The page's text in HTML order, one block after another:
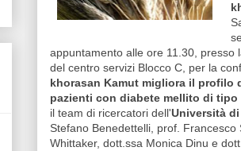
appuntamento alle ore 11.30, presso
del centro servizi Blocco C, per la
khorasan Kamut migliora il profilo
pazienti con diabete mellito di tipo
il team di ricercatori dell'Università
Stefano Benedettelli, prof. Francesco
Whittaker, dott.ssa Monica Dinu e